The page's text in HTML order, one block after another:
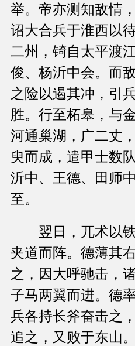
举。帝亦测知敌情
诏大合兵于淮西以
二州，锜自太平渡
俊、杨沂中会。而
之险以遏其冲，引
胜。行至柘皋，与
河通巢湖，广二丈
臾而成，遣甲士数
沂中、王德、田师
至。
翌日，兀术以铁
夹道而阵。德薄其
之，因大呼驰击，
子马两翼而进。德
兵各持长斧奋击之
追之，又败于东山